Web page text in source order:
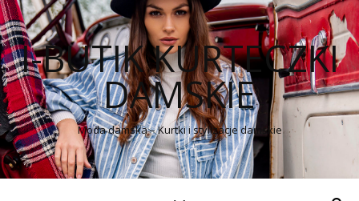
I-BUTIK KURTECZKI
DAMSKIE
Moda damska – Kurtki i stylizacje damskie